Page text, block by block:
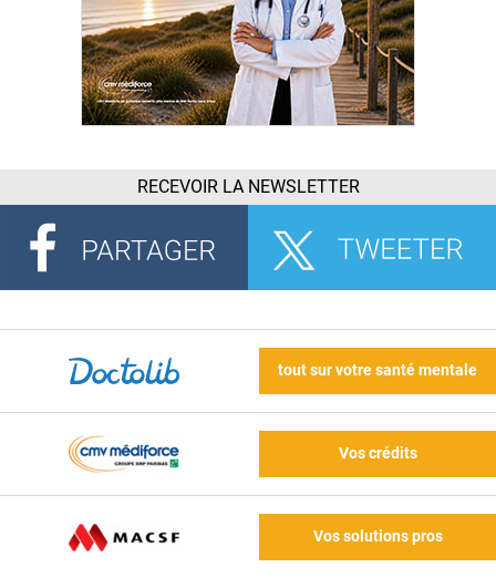
RECEVOIR LA NEWSLETTER
tout sur votre santé mentale
Vos crédits
Vos solutions pros